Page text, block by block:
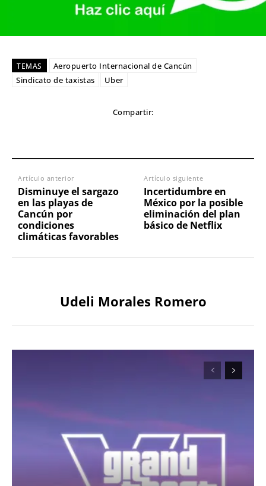
TEMAS
Aeropuerto Internacional de Cancún
Sindicato de taxistas
Uber
Compartir:
Artículo anterior
Disminuye el sargazo
en las playas de
Cancún por
condiciones
climáticas favorables
Artículo siguiente
Incertidumbre en
México por la posible
eliminación del plan
básico de Netflix
Udeli Morales Romero